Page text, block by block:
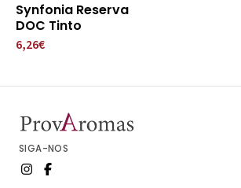
Synfonia Reserva
DOC Tinto
6,26€
SIGA-NOS